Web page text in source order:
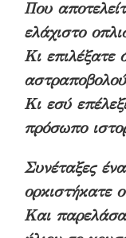
Που
ελάχιστο
Κι επιλέξατε
Κι εσύ
πρόσωπο
Συνέταξες
ορκιστήκατε
Και